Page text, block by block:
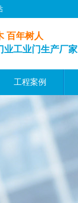
百年树人
业工业门生产厂家
工程案例